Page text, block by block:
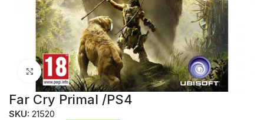
Click to enlarge
Far Cry Primal /PS4
SKU:21520